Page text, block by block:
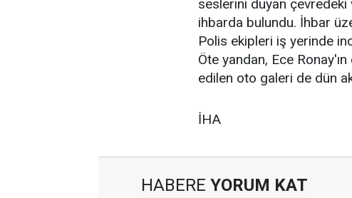
seslerini duyan
ihbarda bulundu. İhbar
Polis ekipleri iş yerinde
Öte yandan, Ece
edilen oto galeri de dün
İHA
HABERE YORUM KAT